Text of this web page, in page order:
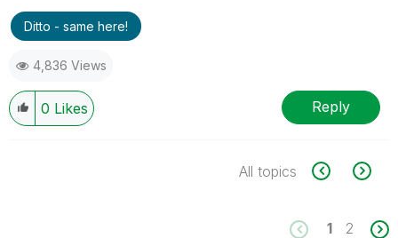
Ditto - same here!
4,836 Views
0 Likes Reply
All topics
1 2